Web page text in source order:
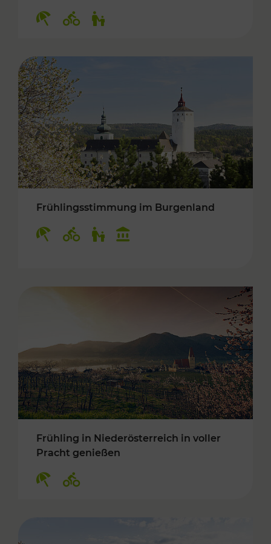
Frühlingsstimmung im Burgenland
Frühling in Niederösterreich in voller
Pracht genießen